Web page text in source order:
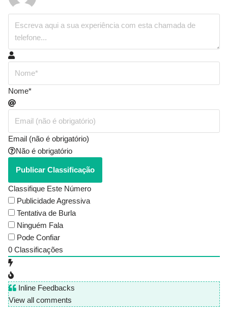
Nome*
Email (não é obrigatório)
Não é obrigatório
Classifique Este Número
Publicidade Agressiva
Tentativa de Burla
Ninguém Fala
Pode Confiar
0 Classificações
Inline Feedbacks
View all comments